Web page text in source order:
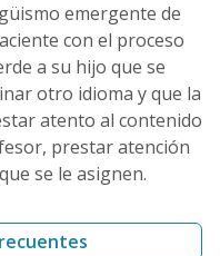
emergente de
con el proceso
a su hijo que se
otro idioma y que la
atento al contenido
prestar atención
se le asignen.